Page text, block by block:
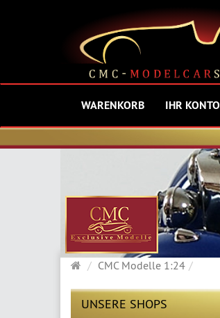
WARENKORB IHR KONTO
Startseite
CMC Modelle 1:24
UNSERE SHOPS